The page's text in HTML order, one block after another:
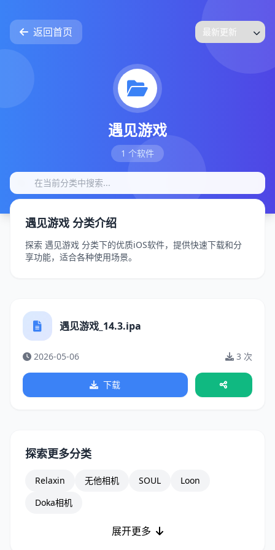
返回首页
遇见游戏
1 个软件
遇见游戏 分类介绍
探索 遇见游戏 分类下的优质iOS软件，提供快速下载和分
享功能，适合各种使用场景。
遇见游戏_14.3.ipa
2026-05-06 3 次
下载
探索更多分类
Relaxin 无他相机 SOUL
Loon
Doka相机
展开更多